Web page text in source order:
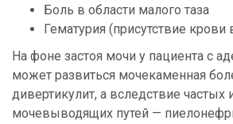
Боль в области малого таза
Гематурия (присутствие крови
На фоне застоя мочи у пациента с
может развиться мочекаменная
дивертикулит, а вследствие частых
мочевыводящих путей —